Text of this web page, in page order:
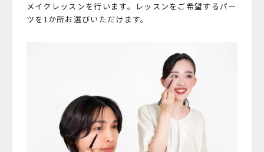
メイクレッスンを行います。
レッスンをご希望するパー
ツを1か所お選びいただけます。